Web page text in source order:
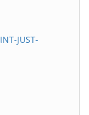
JUST-